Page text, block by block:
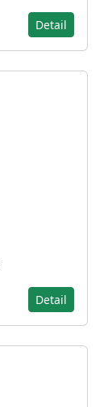
Detail
Detail